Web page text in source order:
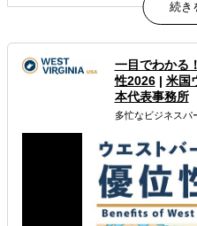
海外進出総合支援 海外視
海外工場設立・工業団地・レンタ
解決できる課題
自社事業に最適な進出形態を知り
海外におけるリスク・コストを
一目でわかる
性2026| 米国
本代表事務所
多忙なビジネスパ